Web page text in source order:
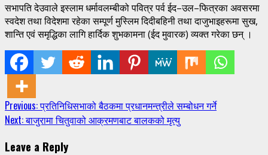
सभापति देउवाले इस्लाम धर्मावलम्बीको पवित्र पर्व ईद–उल–फित्रका अवसरमा
स्वदेश तथा विदेशमा रहेका सम्पूर्ण मुस्लिम दिदीबहिनी तथा दाजुभाइहरूमा सुख,
शान्ति एवं समृद्धिका लागि हार्दिक शुभकामना (ईद मुवारक) व्यक्त गरेका छन् ।
Continue
Reading
Previous:प्रतिनिधिसभाको बैठकमा प्रधानमन्त्रीले सम्बोधन गर्ने
Next:बाजुरामा चितुवाको आक्रमणबाट बालकको मृत्यु
Leave a Reply